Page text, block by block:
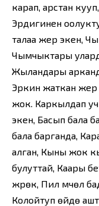
карап, арстан
Эрдигинен
талаа жер экен,
Чымчыктары
Жыландары
Эркин жаткан жер
жок. Каркылдап
экен, Басып бала
бала барганда,
алган, Кыны жок
булуттай, Каары
жүрөк, Пил мүчөлүү
Колойтуп өйдө